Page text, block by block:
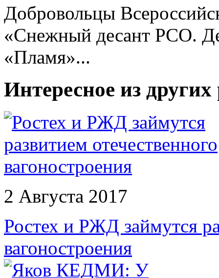
Добровольцы
«Снежный десант РСО.
«Пламя»...
Интересное из
2 Августа 2017
Ростех и РЖД займутся
вагоностроения